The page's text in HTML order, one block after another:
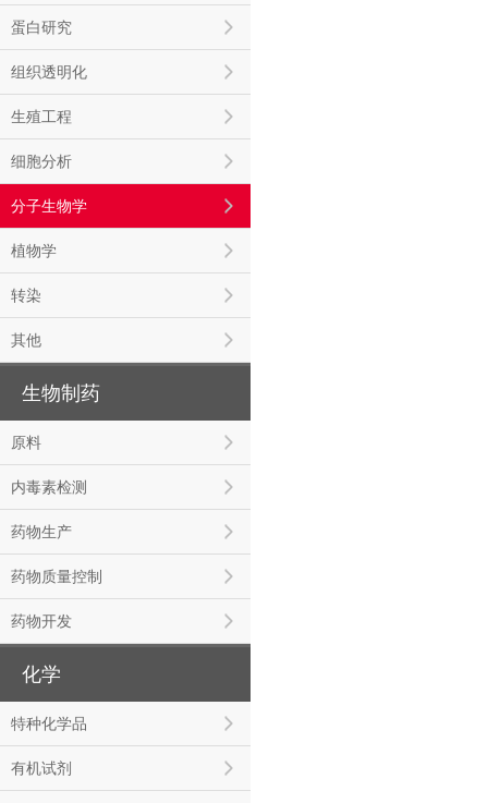
蛋白研究
组织透明化
生殖工程
细胞分析
分子生物学
植物学
转染
其他
生物制药
原料
内毒素检测
药物生产
药物质量控制
药物开发
化学
特种化学品
有机试剂